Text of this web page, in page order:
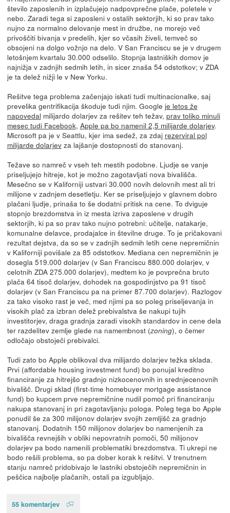
število zaposlenih in izplačujejo nadpovprečne plače, poletele v
nebo. Zaradi tega si zaposleni v ostalih sektorjih, ki so prav tako
nujno za normalno delovanje mest in družbe, ne morejo več
privoščiti bivanja v predelih, kjer so včasih živeli, temveč so
obsojeni na dolgo vožnjo na delo. V San Franciscu se je v drugem
letošnjem kvartalu 30.000 odselilo. Stopnja lastniških domov je
najnižja v zadnjih sedmih letih, in sicer znaša 54 odstotkov; v ZDA
je ta delež nižji le v New Yorku.
Rešitve tega problema začenjajo iskati tudi multinacionalke, saj
prevelika gentrifikacija škoduje tudi njim. Google je letos že
napovedal milijardo dolarjev za rešitev teh težav, prav toliko minuli
mesec tudi Facebook, Apple pa bo namenil 2,5 milijarde dolarjev.
Microsoft pa je v Seattlu, kjer ima sedež, za zdaj rezerviral pol
milijarde dolarjevza lajšanje dostopnosti do stanovanj.
Težave so namreč v vseh teh mestih podobne. Ljudje se vanje
priseljujejo hitreje, kot je možno zagotavljati nova bivališča.
Mesečno se v Kaliforniji ustvari 30.000 novih delovnih mest ali tri
milijone v zadnjem desetletju. Ker se priseljujejo v glavnem dobro
plačani ljudje, prinaša to še dodatni pritisk na cene. To dviguje
stopnjo brezdomstva in iz mesta izriva zaposlene v drugih
sektorjih, ki pa so prav tako nujno potrebni: učitelje, natakarje,
komunalne delavce, prodajalce in številne druge. To je pričakovani
rezultat dejstva, da so se v zadnjih sedmih letih cene nepremičnin
v Kaliforniji povišale za 85 odstotkov. Mediana cen nepremičnin je
dosegla 519.000 dolarjev (v San Franciscu 880.000 dolarjev, v
celotnih ZDA 275.000 dolarjev), medtem ko je povprečna bruto
plača 64 tisoč dolarjev, dohodek na gospodinjstvo pa 91 tisoč
dolarjev (v San Franciscu pa na primer 87.700 dolarjev). Razlogov
za tako visoko rast je več, med njimi pa so poleg priseljevanja in
visokih plač za izbran delež prebivalstva še nakupi tujih
investitorjev, draga gradnja zaradi visokih standardov in cene dela
ter razdelitev zemlje glede na namembnost (zoning), o čemer
odločajo obstoječi prebivalci.
Tudi zato bo Apple oblikoval dva milijardo dolarjev težka sklada.
Prvi (affordable housing investment fund) bo ponujal kreditno
financiranje za hitrejšo gradnjo nizkocenovnih in srednjecenovnih
bivališč. Drugi sklad (first-time homebuyer mortgage assistance
fund) bo kupcem prve nepremičnine nudil pomoč pri financiranju
nakupa stanovanj in pri zagotavljanju pologa. Poleg tega bo Apple
ponudil še za 300 milijonov dolarjev svojih zemljišč za gradnjo
stanovanj. Dodatnih 150 milijonov dolarjev bo namenjenih za
bivališča revnejših v obliki nepovratnih pomoči, 50 milijonov
dolarjev pa bodo namenili problematiki brezdomstva. Ti ukrepi ne
bodo rešili problema, so pa dober korak k rešitvi. V trenutnem
stanju namreč pridobivajo le lastniki obstoječih nepremičnin in
peščica najbolje plačanih, ostali pa izgubljajo.
55 komentarjev